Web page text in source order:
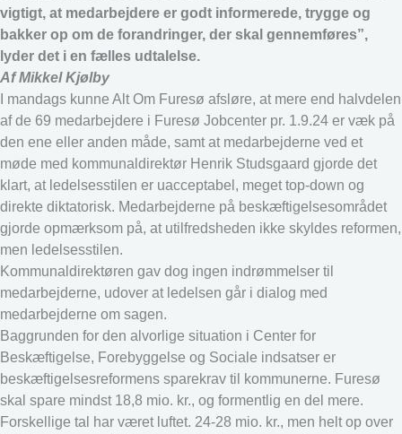
vigtigt, at medarbejdere er godt informerede, trygge og
bakker op om de forandringer, der skal gennemføres”,
lyder det i en fælles udtalelse.
Af Mikkel Kjølby
I mandags kunne Alt Om Furesø afsløre, at mere end halvdelen
af de 69 medarbejdere i Furesø Jobcenter pr. 1.9.24 er væk på
den ene eller anden måde, samt at medarbejderne ved et
møde med kommunaldirektør Henrik Studsgaard gjorde det
klart, at ledelsesstilen er uacceptabel, meget top-down og
direkte diktatorisk. Medarbejderne på beskæftigelsesområdet
gjorde opmærksom på, at utilfredsheden ikke skyldes reformen,
men ledelsesstilen.
Kommunaldirektøren gav dog ingen indrømmelser til
medarbejderne, udover at ledelsen går i dialog med
medarbejderne om sagen.
Baggrunden for den alvorlige situation i Center for
Beskæftigelse, Forebyggelse og Sociale indsatser er
beskæftigelsesreformens sparekrav til kommunerne. Furesø
skal spare mindst 18,8 mio. kr., og formentlig en del mere.
Forskellige tal har været luftet. 24-28 mio. kr., men helt op over